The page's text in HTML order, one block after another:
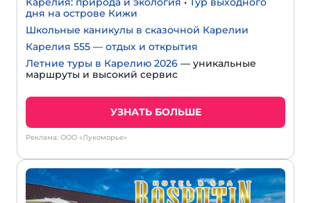
дня на острове Кижи
Школьные каникулы в сказочной Карелии
Карелия 555 — отдых и открытия
Летние туры в Карелию 2026 — уникальные
маршруты и высокий сервис
УЗНАТЬ БОЛЬШЕ
Реклама: ООО «Лукоморье»